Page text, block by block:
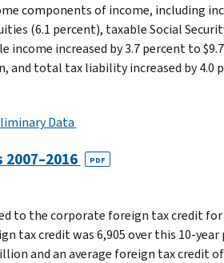
components of income, including
(6.1 percent), taxable Social
income increased by 3.7 percent to
and total tax liability increased by 4.0
Data
PDF
to the corporate foreign tax credit for
tax credit was 6,905 over this 10-year
and an average foreign tax credit